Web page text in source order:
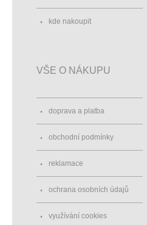
kde nakoupit
VŠE O NÁKUPU
doprava a platba
obchodní podmínky
reklamace
ochrana osobních údajů
využívání cookies